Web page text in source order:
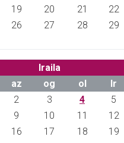
19 20 21 22
26 27 28 29
Iraila
az og ol lr
2 3 4 5
9 10 11 12
16 17 18 19